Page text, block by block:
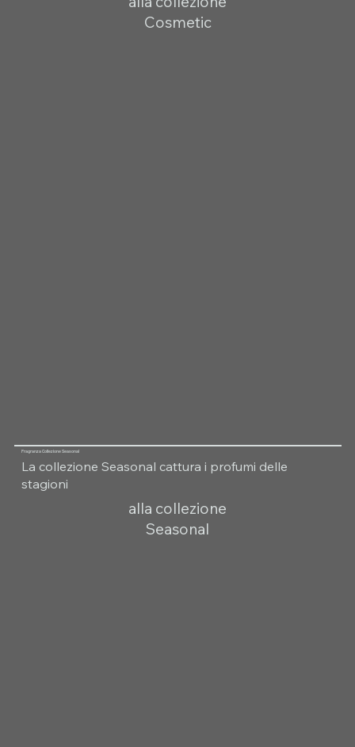
Cosmetic
Fragranza Collezione Seasonal
La collezione Seasonal cattura i profumi delle
stagioni
alla collezione
Seasonal